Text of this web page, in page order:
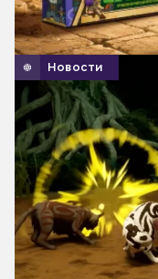
Новости